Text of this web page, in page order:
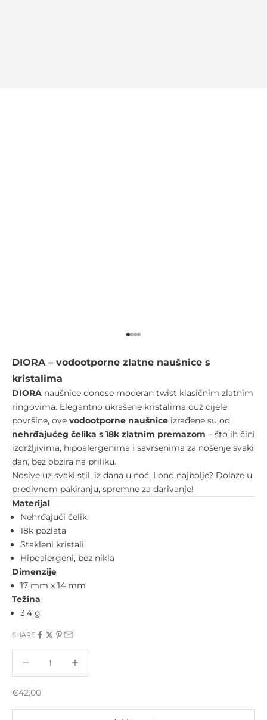
Go to item 1
Go to item 2
Go to item 3
Go to item 4
DIORA – vodootporne zlatne naušnice s
kristalima
DIORA naušnice donose moderan twist klasičnim zlatnim
ringovima. Elegantno ukrašene kristalima duž cijele
površine, ove vodootporne naušnice izrađene su od
nehrđajućeg čelika s 18k zlatnim premazom – što ih čini
izdržljivima, hipoalergenima i savršenima za nošenje svaki
dan, bez obzira na priliku.
Nosive uz svaki stil, iz dana u noć. I ono najbolje? Dolaze u
predivnom pakiranju, spremne za darivanje!
Materijal
Nehrđajući čelik
18k pozlata
Stakleni kristali
Hipoalergeni, bez nikla
Dimenzije
17 mm x 14 mm
Težina
3,4 g
SHARE
Sale price
€42,00